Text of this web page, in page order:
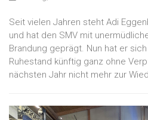
Seit vielen Jahren steht Adi
und hat den SMV mit
Brandung geprägt. Nun hat er
Ruhestand künftig ganz ohne
nächsten Jahr nicht mehr zur